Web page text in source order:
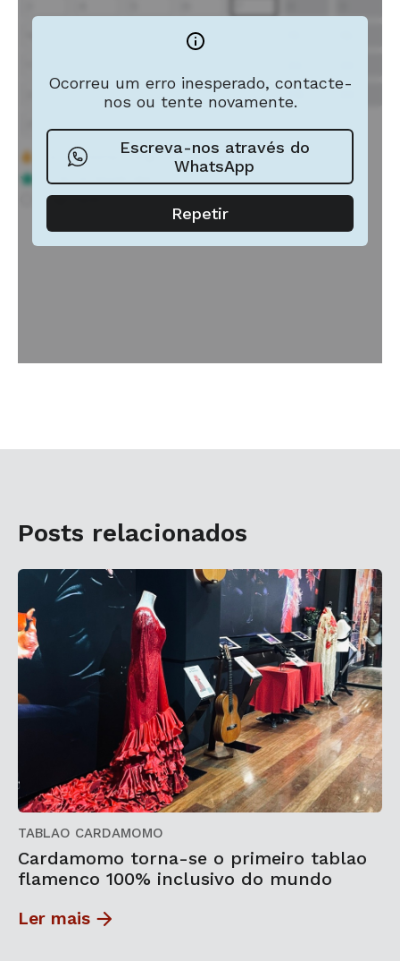
Posts relacionados
TABLAO CARDAMOMO
Cardamomo torna-se o primeiro tablao
flamenco 100% inclusivo do mundo
Ler mais